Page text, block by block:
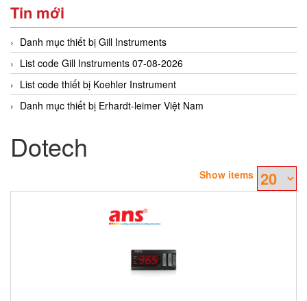
Tin mới
Danh mục thiết bị Gill Instruments
List code Gill Instruments 07-08-2026
List code thiết bị Koehler Instrument
Danh mục thiết bị Erhardt-leimer Việt Nam
Dotech
Show items